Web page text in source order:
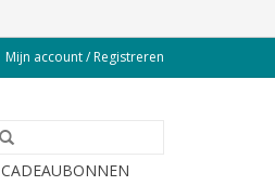
Mijn account / Registreren
CADEAUBONNEN